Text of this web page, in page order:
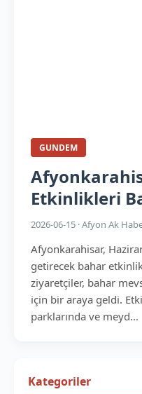
GUNDEM
Etkinlikleri
2026-06-15 · Afyon Ak
Afyonkarahisar,
getirecek bahar
ziyaretçiler, bahar
için bir araya geldi.
parklarında ve meyd...
Kategoriler